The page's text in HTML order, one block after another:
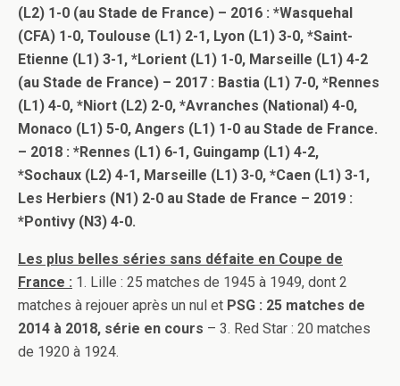
(L2) 1-0 (au Stade de France) – 2016 : *Wasquehal
(CFA) 1-0, Toulouse (L1) 2-1, Lyon (L1) 3-0, *Saint-
Etienne (L1) 3-1, *Lorient (L1) 1-0, Marseille (L1) 4-2
(au Stade de France) – 2017 : Bastia (L1) 7-0, *Rennes
(L1) 4-0, *Niort (L2) 2-0, *Avranches (National) 4-0,
Monaco (L1) 5-0, Angers (L1) 1-0 au Stade de France.
– 2018 : *Rennes (L1) 6-1, Guingamp (L1) 4-2,
*Sochaux (L2) 4-1, Marseille (L1) 3-0, *Caen (L1) 3-1,
Les Herbiers (N1) 2-0 au Stade de France – 2019 :
*Pontivy (N3) 4-0.
Les plus belles séries sans défaite en Coupe de
France : 1. Lille : 25 matches de 1945 à 1949, dont 2
matches à rejouer après un nul et PSG : 25 matches de
2014 à 2018, série en cours – 3. Red Star : 20 matches
de 1920 à 1924.